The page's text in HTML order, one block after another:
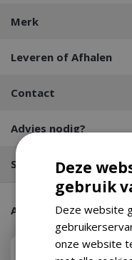
Merk
Leveren of Afhalen
Contact
Advies nodig?
Stel een vraag
Aanraders van onze
Deze
gebruik
Deze website
onze website